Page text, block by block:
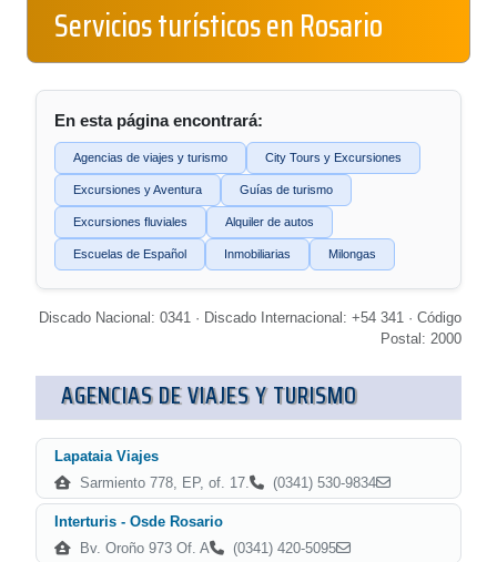
Servicios turísticos en Rosario
En esta página encontrará:
Agencias de viajes y turismo City Tours y Excursiones
Excursiones y Aventura Guías de turismo
Excursiones fluviales Alquiler de autos
Escuelas de Español Inmobiliarias Milongas
Discado Nacional: 0341 · Discado Internacional: +54 341 · Código
Postal: 2000
AGENCIAS DE VIAJES Y TURISMO
Lapataia Viajes
Sarmiento 778, EP, of. 17.
(0341) 530-9834
Interturis - Osde Rosario
Bv. Oroño 973 Of. A
(0341) 420-5095